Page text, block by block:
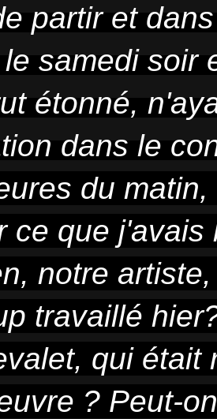
partir et
samedi soir
étonné,
dans le
du
ce que
notre
travaillé
qui était
? Peut-